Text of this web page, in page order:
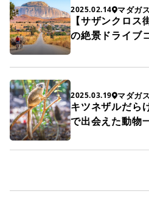
2025.02.14 マダガ
【サザンクロス
の絶景ドライブ
2025.03.19 マダガ
キツネザルだら
で出会えた動物